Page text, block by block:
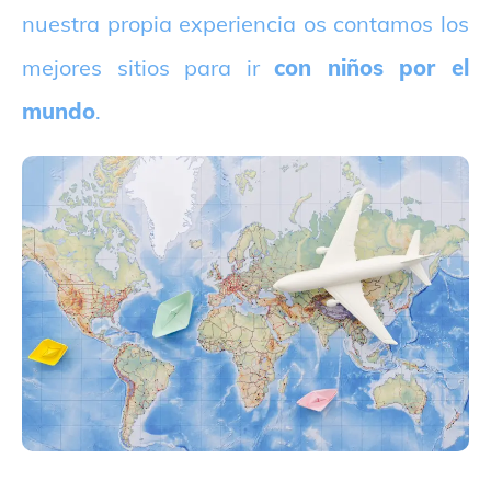
nuestra propia experiencia os contamos los
mejores sitios para ircon niños por el
mundo.